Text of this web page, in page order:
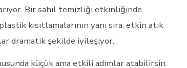
Bir sahil temizliği etkinliğinde
kısıtlamalarının yanı sıra, etkin atık
dramatik şekilde iyileşiyor.
küçük ama etkili adımlar atabilirsin.